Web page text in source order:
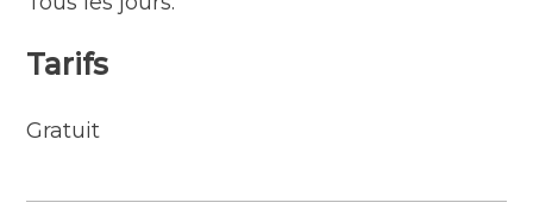
Tarifs
Gratuit